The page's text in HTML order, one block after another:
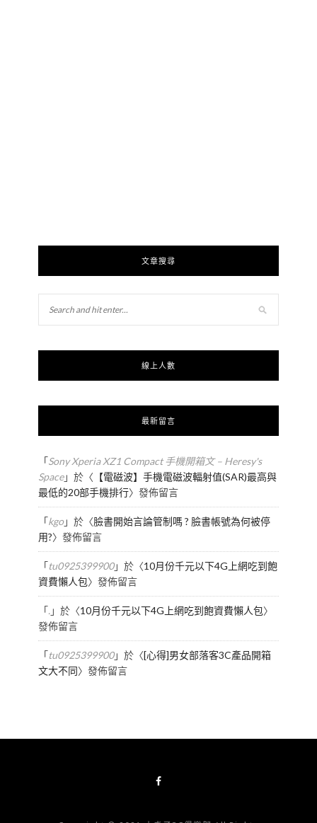
文章搜尋
線上人數
最新留言
「Sony Xperia XZ1 Compact 手機開箱文 – Heresy's
Space」於〈 【電磁波】手機電磁波輻射值(SAR)最高與
最低的20部手機排行〉發佈留言
「kgo」於〈臉書開始言論管制嗎 ? 臉書帳號為何被停
用?〉發佈留言
「tu0925399900」於〈10月份千元以下4G上網吃到飽
資費懶人包〉發佈留言
「.」於〈10月份千元以下4G上網吃到飽資費懶人包〉
發佈留言
「tu0925399900」於〈[心得]男女部落客3C產品開箱
文大不同〉發佈留言